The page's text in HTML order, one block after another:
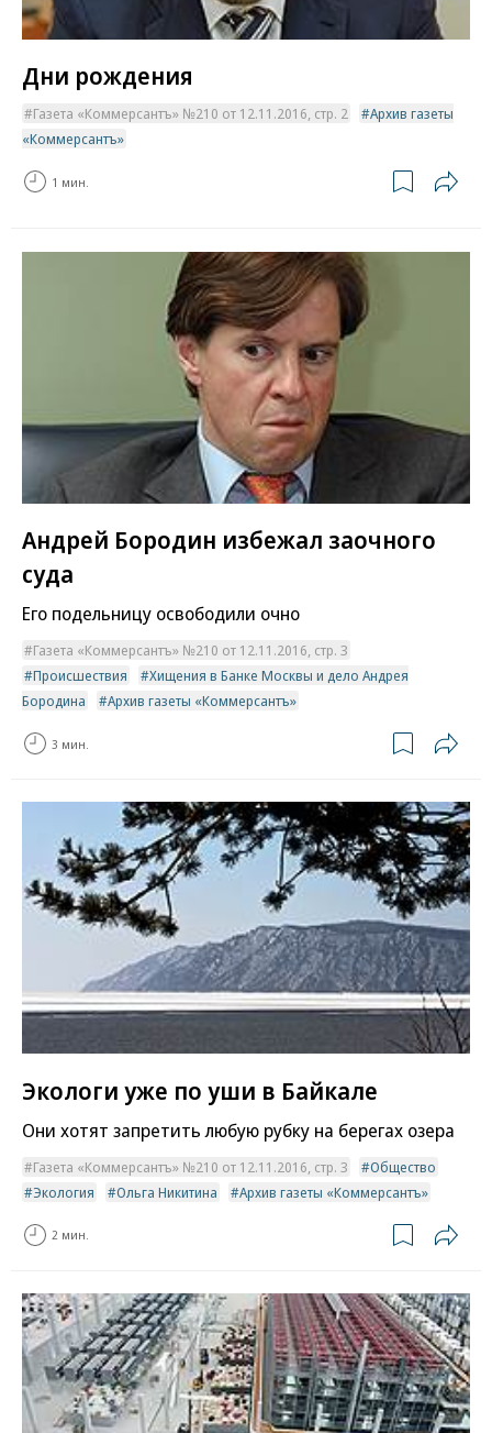
Дни рождения
Газета «Коммерсантъ» №210 от 12.11.2016, стр. 2
Архив газеты
«Коммерсантъ»
1 мин.
Андрей Бородин избежал заочного
суда
Его подельницу освободили очно
Газета «Коммерсантъ» №210 от 12.11.2016, стр. 3
Происшествия
Хищения в Банке Москвы и дело Андрея
Бородина
Архив газеты «Коммерсантъ»
3 мин.
Экологи уже по уши в Байкале
Они хотят запретить любую рубку на берегах озера
Газета «Коммерсантъ» №210 от 12.11.2016, стр. 3
Общество
Экология
Ольга Никитина Архив газеты «Коммерсантъ»
2 мин.